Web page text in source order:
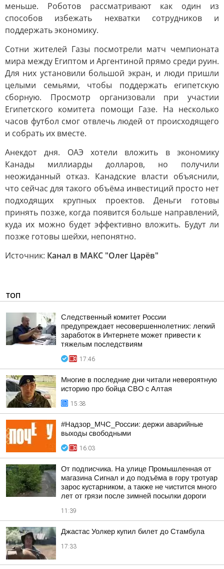
меньше. Роботов рассматривают как один из
способов избежать нехватки сотрудников и
поддержать экономику.
Сотни жителей Газы посмотрели матч чемпионата
мира между Египтом и Аргентиной прямо среди руин.
Для них установили большой экран, и люди пришли
целыми семьями, чтобы поддержать египетскую
сборную. Просмотр организовали при участии
Египетского комитета помощи Газе. На несколько
часов футбол смог отвлечь людей от происходящего
и собрать их вместе.
Анекдот дня. ОАЭ хотели вложить в экономику
Канады миллиарды долларов, но получили
неожиданный отказ. Канадские власти объяснили,
что сейчас для такого объёма инвестиций просто нет
подходящих крупных проектов. Деньги готовы
принять позже, когда появится больше направлений,
куда их можно будет эффективно вложить. Будут ли
позже готовы шейхи, непонятно.
Источник: Канал в МАКС "Олег Царёв"
ТОП
Следственный комитет России
предупреждает несовершеннолетних: легкий
заработок в Интернете может привести к
тяжелым последствиям
17:46
Многие в последние дни читали невероятную
историю про бойца СВО с Алтая
15:38
#Надзор_МЧС_России: держи аварийные
выходы свободными
16:03
От подписчика. На улице Промышленная от
магазина Сигнал и до подъёма в гору тротуар
зарос кустарником, а также не чистится много
лет от грязи после зимней посылки дороги
11:39
Джастас Уолкер купил билет до Стамбула
17:33